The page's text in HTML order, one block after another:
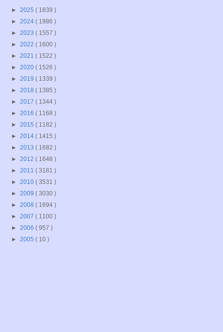
► 2025 ( 1839 )
► 2024 ( 1986 )
► 2023 ( 1557 )
► 2022 ( 1600 )
► 2021 ( 1522 )
► 2020 ( 1526 )
► 2019 ( 1339 )
► 2018 ( 1385 )
► 2017 ( 1344 )
► 2016 ( 1168 )
► 2015 ( 1182 )
► 2014 ( 1415 )
► 2013 ( 1682 )
► 2012 ( 1648 )
► 2011 ( 3181 )
► 2010 ( 3531 )
► 2009 ( 3030 )
► 2008 ( 1694 )
► 2007 ( 1100 )
► 2006 ( 957 )
► 2005 ( 10 )